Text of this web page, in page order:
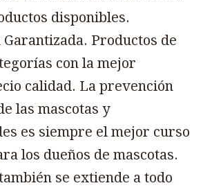
disponibles.
Garantizada. Productos de
con la mejor
calidad. La prevención
las mascotas y
es siempre el mejor curso
los dueños de mascotas.
se extiende a todo